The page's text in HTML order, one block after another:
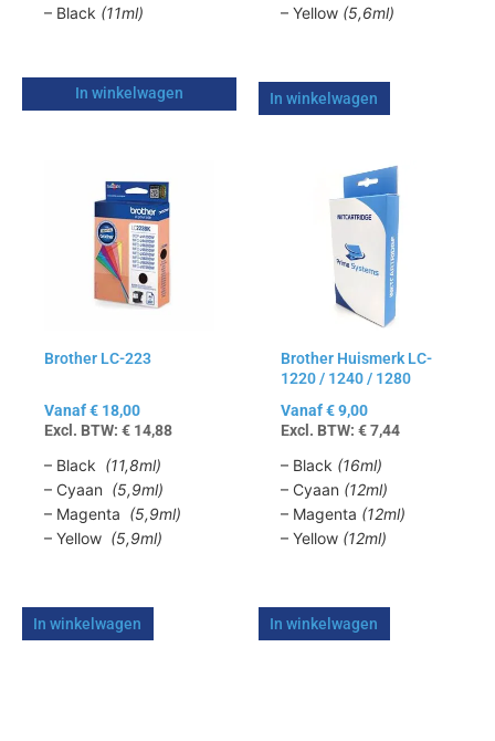
– Black (11ml)
In winkelwagen
– Yellow (5,6ml)
In winkelwagen
Brother LC-223
Vanaf€ 18,00
Excl. BTW: € 14,88
– Black (11,8ml)
– Cyaan (5,9ml)
– Magenta (5,9ml)
– Yellow (5,9ml)
In winkelwagen
gekozen
productpagina
Brother Huismerk LC-
1220 / 1240 / 1280
Vanaf€9,00
Excl. BTW: €7,44
– Black (16ml)
– Cyaan (12ml)
– Magenta (12ml)
– Yellow (12ml)
In winkelwagen
gekozen
worden
productpagina